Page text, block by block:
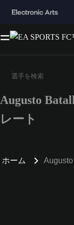
3文字以上の
Augusto
レート
ホーム